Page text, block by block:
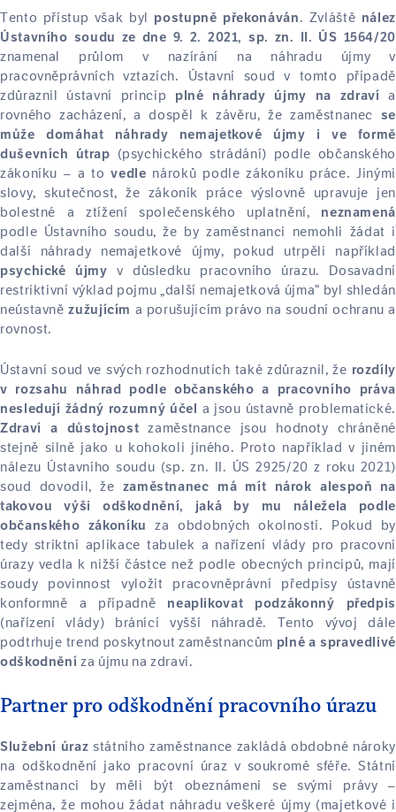
Tento přístup však byl postupně překonáván. Zvláště nález
Ústavního soudu ze dne 9. 2. 2021, sp. zn. II. ÚS 1564/20
znamenal průlom v nazírání na náhradu újmy v
pracovněprávních vztazích. Ústavní soud v tomto případě
zdůraznil ústavní princip
plné náhrady újmy na zdraví a
rovného zacházení, a dospěl k závěru, že zaměstnanec se
může domáhat náhrady nemajetkové újmy i ve formě
duševních útrap (psychického strádání) podle občanského
zákoníku – a tovedle nároků podle zákoníku práce. Jinými
slovy, skutečnost, že zákoník práce výslovně upravuje jen
bolestné a ztížení společenského uplatnění, neznamená
podle Ústavního soudu, že by zaměstnanci nemohli žádat i
další náhrady nemajetkové újmy, pokud utrpěli například
psychické újmy v důsledku pracovního úrazu. Dosavadní
restriktivní výklad pojmu „další nemajetková újma“ byl shledán
neústavnězužujícím a porušujícím právo na soudní ochranu a
rovnost.
Ústavní soud ve svých rozhodnutích také zdůraznil, že rozdíly
v rozsahu náhrad podle občanského a pracovního práva
nesledují žádný rozumný účel a jsou ústavně problematické.
Zdraví a důstojnost zaměstnance jsou hodnoty chráněné
stejně silně jako u kohokoli jiného. Proto například v jiném
nálezu Ústavního soudu (sp. zn. II. ÚS 2925/20 z roku 2021)
soud dovodil, že zaměstnanec má mít nárok alespoň na
takovou výši odškodnění, jaká by mu náležela podle
občanského zákoníku
za obdobných okolností. Pokud by
tedy striktní aplikace tabulek a nařízení vlády pro pracovní
úrazy vedla k nižší částce než podle obecných principů, mají
soudy povinnost vyložit pracovněprávní předpisy ústavně
konformně a případně neaplikovat podzákonný předpis
(nařízení vlády) bránící vyšší náhradě. Tento vývoj dále
podtrhuje trend poskytnout zaměstnancům plné a spravedlivé
odškodnění za újmu na zdraví.
Partner pro odškodnění pracovního úrazu
Služební úraz státního zaměstnance zakládá obdobné nároky
na odškodnění jako pracovní úraz v soukromé sféře. Státní
zaměstnanci by měli být obeznámeni se svými právy –
zejména, že mohou žádat náhradu veškeré újmy (majetkové i